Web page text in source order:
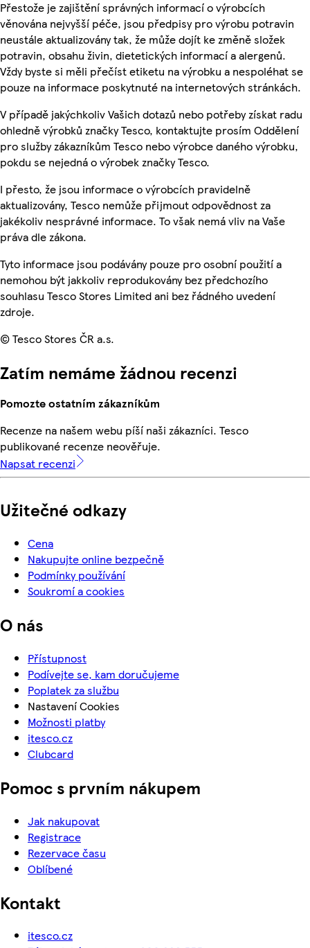
Přestože je zajištění správných informací o výrobcích
věnována nejvyšší péče, jsou předpisy pro výrobu potravin
neustále aktualizovány tak, že může dojít ke změně složek
potravin, obsahu živin, dietetických informací a alergenů.
Vždy byste si měli přečíst etiketu na výrobku a nespoléhat se
pouze na informace poskytnuté na internetových stránkách.
V případě jakýchkoliv Vašich dotazů nebo potřeby získat radu
ohledně výrobků značky Tesco, kontaktujte prosím Oddělení
pro služby zákazníkům Tesco nebo výrobce daného výrobku,
pokdu se nejedná o výrobek značky Tesco.
I přesto, že jsou informace o výrobcích pravidelně
aktualizovány, Tesco nemůže přijmout odpovědnost za
jakékoliv nesprávné informace. To však nemá vliv na Vaše
práva dle zákona.
Tyto informace jsou podávány pouze pro osobní použití a
nemohou být jakkoliv reprodukovány bez předchozího
souhlasu Tesco Stores Limited ani bez řádného uvedení
zdroje.
© Tesco Stores ČR a.s.
Zatím nemáme žádnou recenzi
Pomozte ostatním zákazníkům
Recenze na našem webu píší naši zákazníci. Tesco
publikované recenze neověřuje.
Napsat recenzi
Užitečné odkazy
Cena
Nakupujte online bezpečně
Podmínky používání
Soukromí a cookies
O nás
Přístupnost
Podívejte se, kam doručujeme
Poplatek za službu
Nastavení Cookies
Možnosti platby
itesco.cz
Clubcard
Pomoc s prvním nákupem
Jak nakupovat
Registrace
Rezervace času
Oblíbené
Kontakt
itesco.cz